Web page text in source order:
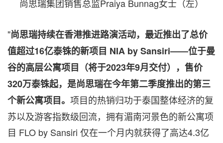
尚思瑞集团销售总监Praiya Bunnag女士（左）
"尚思瑞持续在香港推进路演活动，最近推出了总价
值超过16亿泰铢的新项目 NIA by Sansiri——位于曼
谷的高层公寓项目（将于2023年9月交付），售价
320万泰铢起，是尚思瑞在今年第二季度推出的第三
个新公寓项目。 项目的热销归功于泰国整体经济的复
苏以及游客指数级回流，拥有湄南河景色的新公寓项
目 FLO by Sansiri 仅在一个月内就获得了高达4.3亿